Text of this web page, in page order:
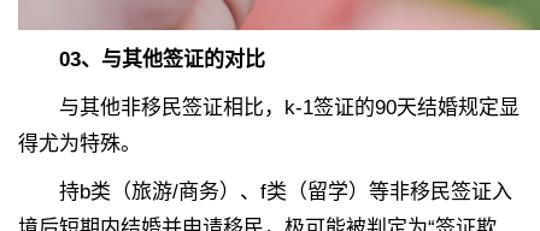
03、 与其他签证的对比
与其他非移民签证相比，k-1签证的90天结婚规定显
得尤为特殊。
持b类（旅游/商务）、f类（留学）等非移民签证入